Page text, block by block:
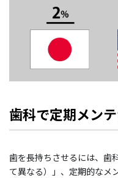
歯科で定期メン
歯を長持ちさせるには、歯
て異なる）」、定期的なメ